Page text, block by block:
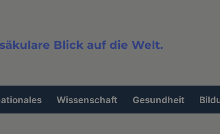
Blick auf die Welt.
Wissenschaft Gesundheit